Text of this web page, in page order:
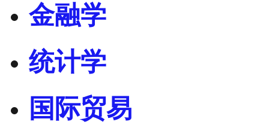
金融学
统计学
国际贸易